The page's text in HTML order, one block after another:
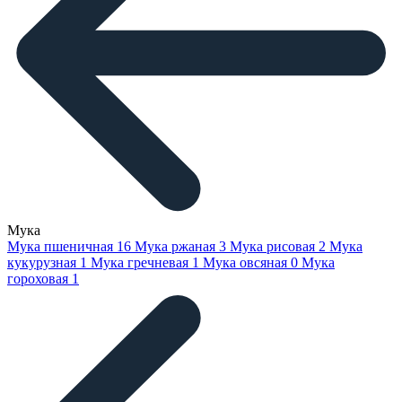
Мука
Мука пшеничная 16 Мука ржаная 3 Мука рисовая 2 Мука
кукурузная 1 Мука гречневая 1 Мука овсяная 0 Мука
гороховая 1